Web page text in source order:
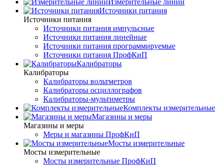
Измерительные линии
Источники питания
Источники питания
Источники питания импульсные
Источники питания линейные
Источники питания программируемые
Источники питания ПрофКиП
Калибраторы
Калибраторы
Калибраторы вольтметров
Калибраторы осциллографов
Калибраторы-мультиметры
Комплекты измерительные
Магазины и меры
Магазины и меры
Меры и магазины ПрофКиП
Мосты измерительные
Мосты измерительные
Мосты измерительные ПрофКиП